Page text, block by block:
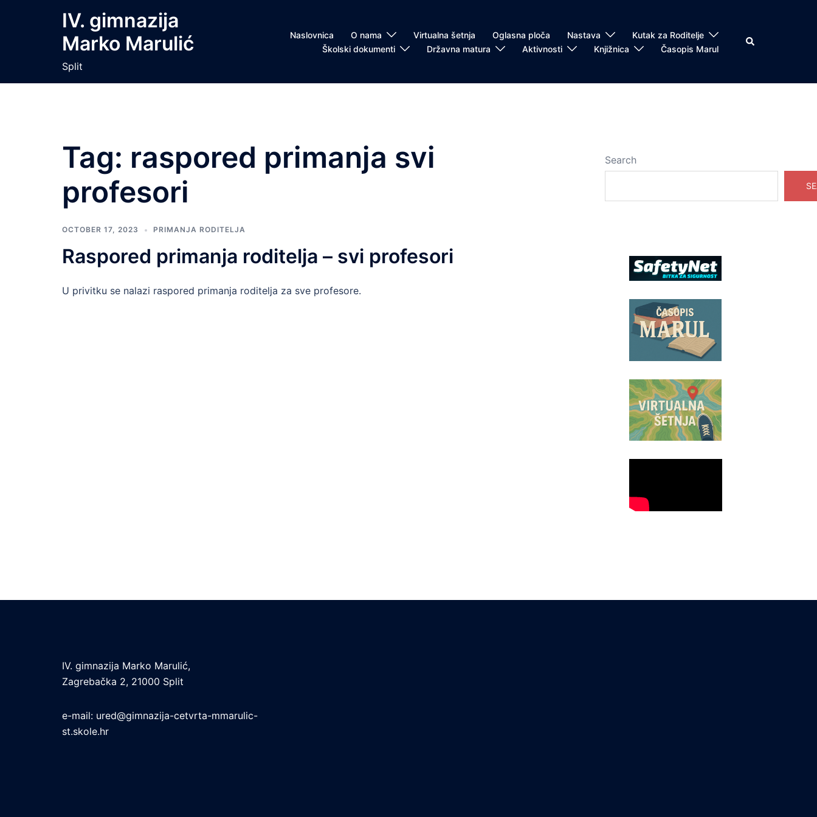
IV. gimnazija
Marko Marulić
Split
Naslovnica O nama Virtualna šetnja Oglasna ploča Nastava
Kutak za Roditelje
Školski dokumenti
Državna matura Aktivnosti Knjižnica Časopis Marul
Search
Tag: raspored primanja svi
profesori
OCTOBER 17, 2023 PRIMANJA RODITELJA
Raspored primanja roditelja – svi profesori
U privitku se nalazi raspored primanja roditelja za sve profesore.
Search
IV. gimnazija Marko Marulić,
Zagrebačka 2, 21000 Split
e-mail: ured@gimnazija-cetvrta-mmarulic-
st.skole.hr